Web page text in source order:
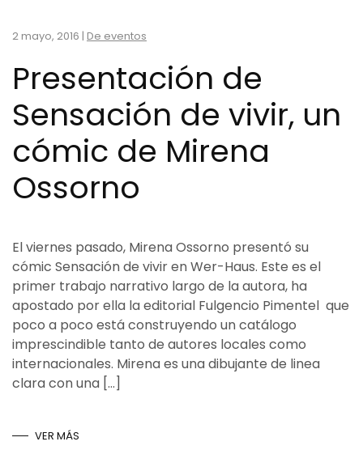
2 mayo, 2016 | De eventos
Presentación de
Sensación de vivir, un
cómic de Mirena
Ossorno
El viernes pasado, Mirena Ossorno presentó su
cómic Sensación de vivir en Wer-Haus. Este es el
primer trabajo narrativo largo de la autora, ha
apostado por ella la editorial Fulgencio Pimentel que
poco a poco está construyendo un catálogo
imprescindible tanto de autores locales como
internacionales. Mirena es una dibujante de linea
clara con una […]
VER MÁS